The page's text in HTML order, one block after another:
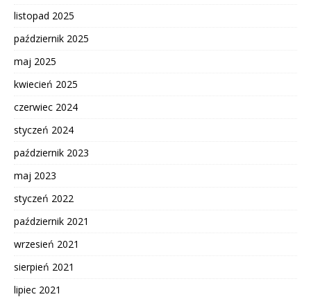
listopad 2025
październik 2025
maj 2025
kwiecień 2025
czerwiec 2024
styczeń 2024
październik 2023
maj 2023
styczeń 2022
październik 2021
wrzesień 2021
sierpień 2021
lipiec 2021